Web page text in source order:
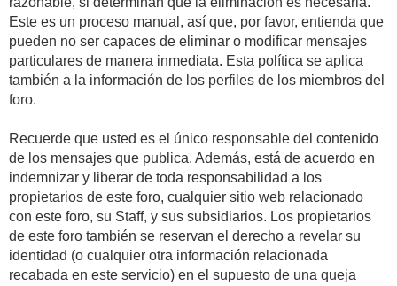
Este es un proceso manual, así que, por favor, entienda que
pueden no ser capaces de eliminar o modificar mensajes
particulares de manera inmediata. Esta política se aplica
también a la información de los perfiles de los miembros del
foro.
Recuerde que usted es el único responsable del contenido
de los mensajes que publica. Además, está de acuerdo en
indemnizar y liberar de toda responsabilidad a los
propietarios de este foro, cualquier sitio web relacionado
con este foro, su Staff, y sus subsidiarios. Los propietarios
de este foro también se reservan el derecho a revelar su
identidad (o cualquier otra información relacionada
recabada en este servicio) en el supuesto de una queja